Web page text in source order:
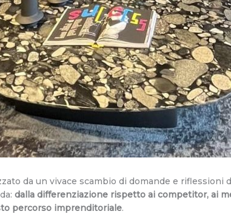
da un vivace scambio di domande e
dalla differenziazione rispetto ai competitor, ai
percorso imprenditoriale.